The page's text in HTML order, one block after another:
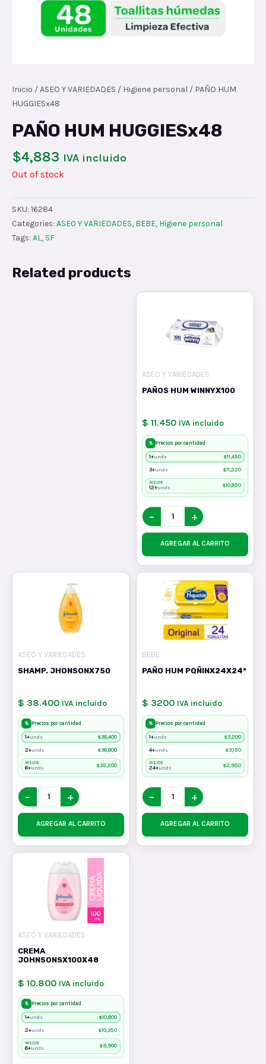
Inicio /ASEO Y VARIEDADES / Higiene personal / PAÑO HUM
HUGGIESx48
PAÑO HUM HUGGIESx48
$4,883 IVA incluido
Out of stock
SKU: 16284
Categories: ASEO Y VARIEDADES, BEBE, Higiene personal
Tags: AL, SF
Related products
ASEO Y VARIEDADES
PAÑOS HUM WINNYX100
$ 11.450 IVA incluido
% Precios por cantidad
1+unds $11,450
3+unds $11,220
MEJOR
12+unds $10,850
− +
AGREGAR AL CARRITO
ASEO Y VARIEDADES
SHAMP. JHONSONX750
$ 38.400 IVA incluido
% Precios por cantidad
1+unds $38,400
2+unds $36,800
MEJOR
6+unds $35,200
− +
AGREGAR AL CARRITO
BEBE
PAÑO HUM PQÑINX24X24*
$ 3200 IVA incluido
% Precios por cantidad
1+unds $3,200
4+unds $3,150
MEJOR
24+unds $2,950
− +
AGREGAR AL CARRITO
ASEO Y VARIEDADES
CREMA
JOHNSONSX100X48
$ 10.800 IVA incluido
% Precios por cantidad
1+unds $10,800
2+unds $10,350
MEJOR
6+unds $9,900